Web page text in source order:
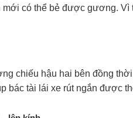
có thể bẻ được gương. Vì
chiếu hậu hai bên đồng
bác tài lái xe rút ngắn được